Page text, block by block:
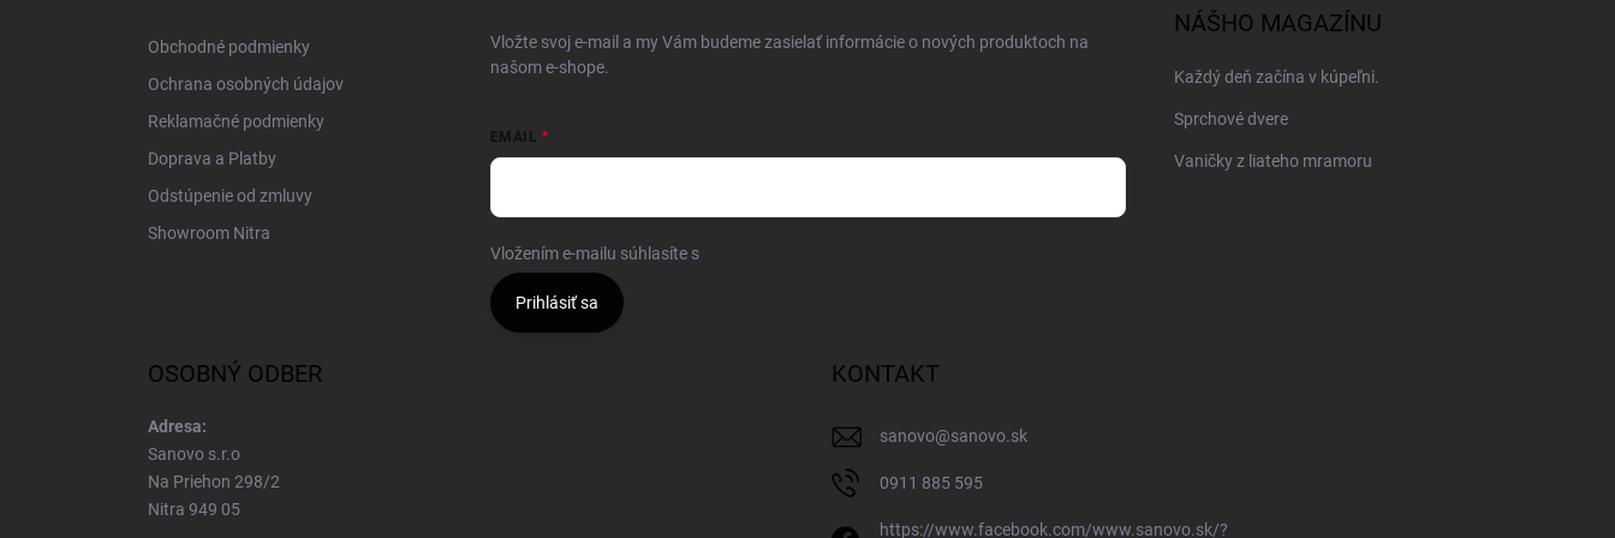
Obchodné podmienky
Ochrana osobných údajov
Reklamačné podmienky
Doprava a Platby
Odstúpenie od zmluvy
Showroom Nitra
Vložte svoj e-mail a my Vám budeme zasielať informácie o nových produktoch na
našom e-shope.
EMAIL
Vložením e-mailu súhlasíte s
Prihlásiť sa
NÁŠHO MAGAZÍNU
Každý deň začína v kúpeľni.
Sprchové dvere
Vaničky z liateho mramoru
OSOBNÝ ODBER
Adresa:
Sanovo s.r.o
Na Priehon 298/2
Nitra 949 05
KONTAKT
sanovo@sanovo.sk
0911 885 595
https://www.facebook.com/www.sanovo.sk/?